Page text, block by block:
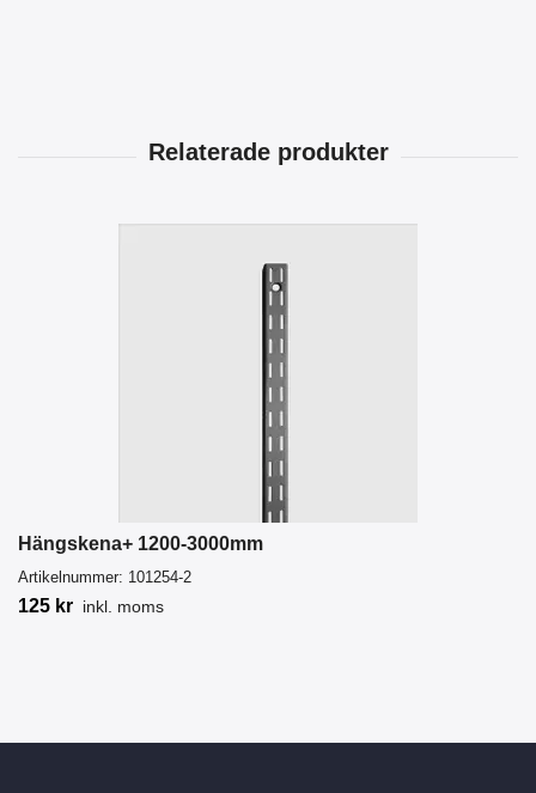
Hängskena+ 1200-3000mm
Artikelnummer: 101254-2
125 kr inkl. moms